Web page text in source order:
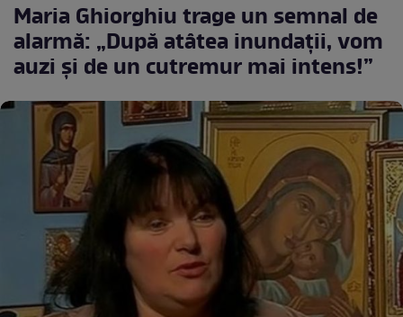
Maria Ghiorghiu trage un semnal de
alarmă: „După atâtea inundații, vom
auzi și de un cutremur mai intens!”